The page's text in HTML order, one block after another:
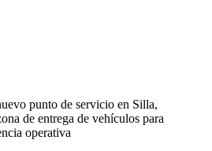
punto de servicio en Silla,
de entrega de vehículos para
operativa